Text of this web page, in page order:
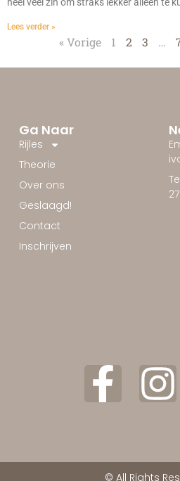
Lees verder »
« Vorige 1 2 3 …
Ga Naar
Rijles
Theorie
Over ons
Geslaagd!
Contact
Inschrijven
© All Rights